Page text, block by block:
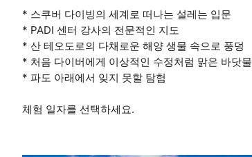
* 스쿠버 다이빙의 세계로 떠나는 설레는 입문
* PADI 센터 강사의 전문적인 지도
* 산 테오도로의 다채로운 해양 생물 속으로 풍덩
* 처음 다이버에게 이상적인 수정처럼 맑은 바닷물
* 파도 아래에서 잊지 못할 탐험
체험 일자를 선택하세요.